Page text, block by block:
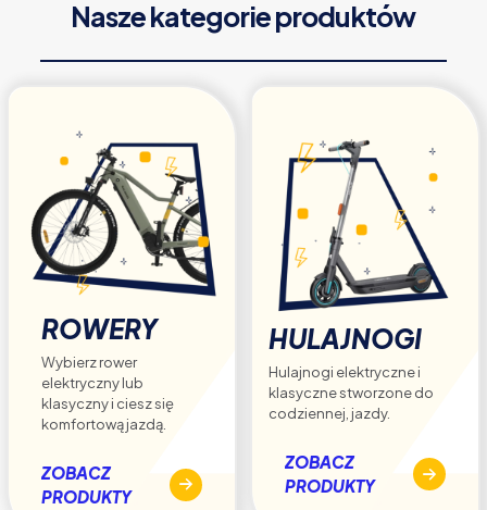
można
na
Nasze kategorie produktów
ROWERY
Wybierz rower
elektryczny lub
klasyczny i ciesz się
komfortową jazdą.
ZOBACZ
PRODUKTY
HULAJNOGI
Hulajnogi elektryczne i
klasyczne stworzone do
codziennej, jazdy.
ZOBACZ
PRODUKTY